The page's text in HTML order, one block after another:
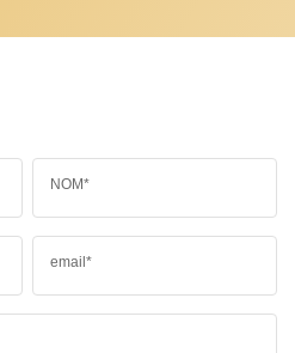
NOM*
email*